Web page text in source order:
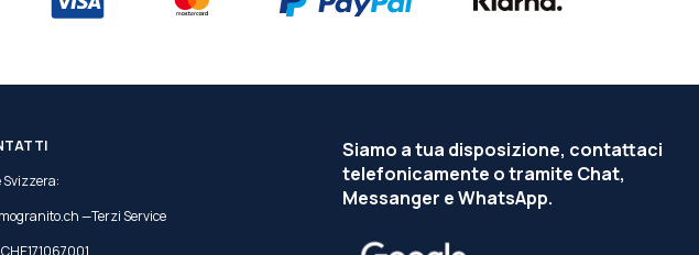
Svizzera:
—Terzi Service
CHE171067001
Siamo a tua disposizione, contattaci
telefonicamente o tramite Chat,
Messanger e WhatsApp.